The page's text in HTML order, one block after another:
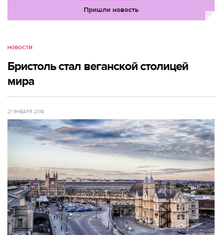
Пришли новость
НОВОСТИ
Бристоль стал веганской столицей
мира
21 ЯНВАРЯ 2019